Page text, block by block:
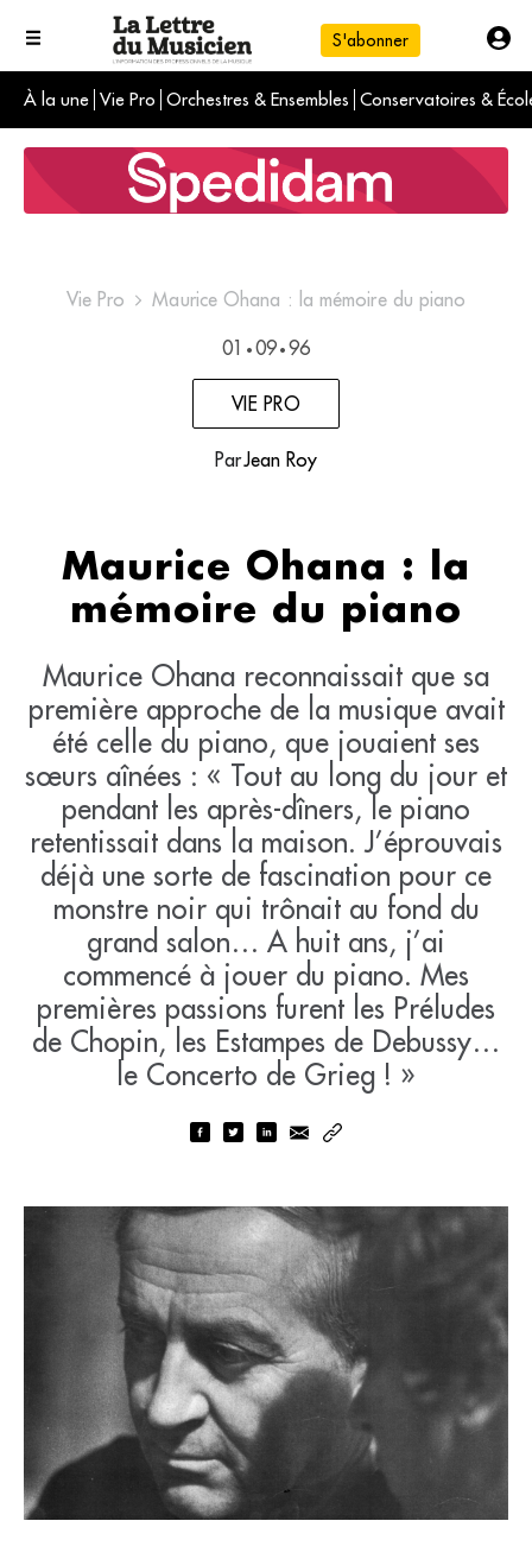
S'abonner
À la une Vie Pro Orchestres & Ensembles Conservatoires &
L'info du jour
Le numéro du mois
International
Vie Pro Maurice Ohana : la mémoire du piano
01 • 09 • 96
VIE PRO
ParJean Roy
Maurice Ohana : la
mémoire du piano
Maurice Ohana reconnaissait que sa
première approche de la musique avait
été celle du piano, que jouaient ses
sœurs aînées : « Tout au long du jour et
pendant les après-dîners, le piano
retentissait dans la maison. J’éprouvais
déjà une sorte de fascination pour ce
monstre noir qui trônait au fond du
grand salon… A huit ans, j’ai
commencé à jouer du piano. Mes
premières passions furent les Préludes
de Chopin, les Estampes de Debussy…
le Concerto de Grieg ! »